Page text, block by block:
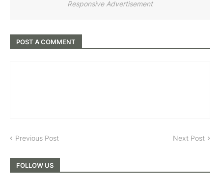
Responsive Advertisement
POST A COMMENT
Previous Post Next Post
FOLLOW US